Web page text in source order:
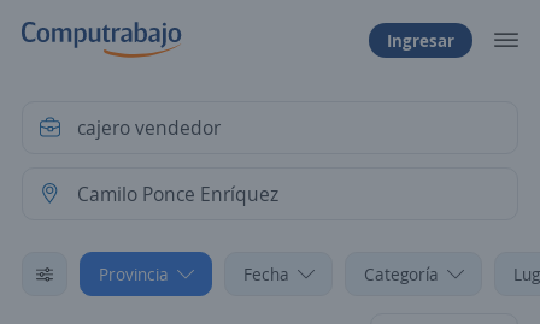
Ingresar
Provincia Fecha Categoría